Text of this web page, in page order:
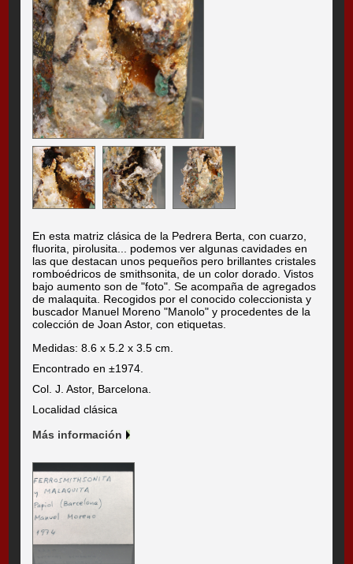
En esta matriz clásica de la Pedrera Berta, con cuarzo,
fluorita, pirolusita... podemos ver algunas cavidades en
las que destacan unos pequeños pero brillantes cristales
romboédricos de smithsonita, de un color dorado. Vistos
bajo aumento son de "foto". Se acompaña de agregados
de malaquita. Recogidos por el conocido coleccionista y
buscador Manuel Moreno "Manolo" y procedentes de la
colección de Joan Astor, con etiquetas.
Medidas: 8.6 x 5.2 x 3.5 cm.
Encontrado en ±1974.
Col. J. Astor, Barcelona.
Localidad clásica
Más información